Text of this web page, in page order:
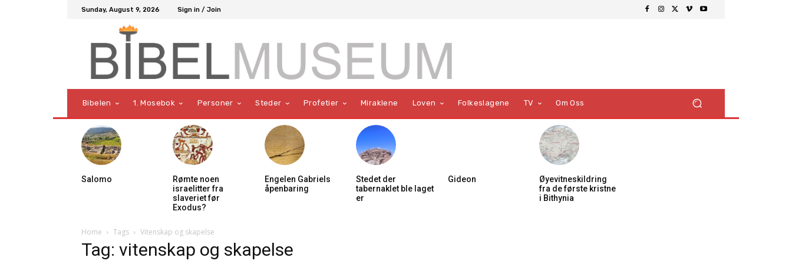
Sunday, August 9, 2026 Sign in / Join
Bibelen 1. Mosebok Personer Steder Profetier Miraklene Loven Folkeslagene TV Om Oss
Salomo
Rømte noen
israelitter fra
slaveriet før
Exodus?
Engelen Gabriels
åpenbaring
Stedet der
tabernaklet ble laget
er
Gideon
Øyevitneskildring
fra de første kristne
i Bithynia
Home Tags Vitenskap og skapelse
Tag: vitenskap og skapelse